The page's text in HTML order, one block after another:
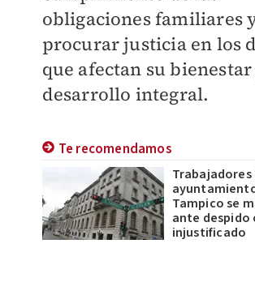
obligaciones familiares
procurar justicia en los
que afectan su
desarrollo integral.
Te recomendamos
Trabajadores
Tampico se
ante
injustificado